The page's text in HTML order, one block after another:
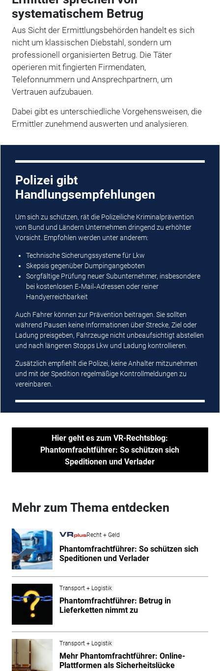
systematischem Betrug
Aus Sicht der Ermittlungsbehörden handelt es sich
nicht um klassischen Diebstahl, sondern um
professionell organisierten Betrug. Die Täter
operieren mit fingierten Firmendaten,
Telefonnummern und Ansprechpartnern, um
Vertrauen aufzubauen.
Dabei gibt es unterschiedliche Vorgehensweisen, die
Ermittler zunehmend auswerten und analysieren.
Polizei gibt
Handlungsempfehlungen
Um sich zu schützen, rät die Polizeiliche Kriminalprävention
von Bund und Ländern Unternehmen dringend zu erhöhter
Vorsicht. Empfohlen werden unter anderem:
Technische Sicherungssysteme für Lkw
Skepsis gegenüber Dumpingangeboten
Sorgfältige Prüfung neuer Subunternehmer, insbesondere
bei kostenlosen E‑Mail‑Adressen oder reiner
Handyerreichbarkeit
Auch Fahrer können zur Prävention beitragen. Sie sollten
während Pausen keine Informationen über Strecke, Ziel oder
Ladung preisgeben, Fahrzeuge nicht unbeaufsichtigt abstellen
und nach längeren Stopps Lkw und Ladung kontrollieren.
Zusätzlich empfiehlt die Polizei, keine Anhalter mitzunehmen
und mit der Spedition regelmäßige Kontrollmeldungen zu
vereinbaren.
Hier geht es zum VR-Rechtsblog:
Phantomfrachtführer: So schützen sich
Speditionen und Verlader
Mehr zum Thema entdecken
Recht + Geld
Phantomfrachtführer: So schützen sich
Speditionen und Verlader
Transport + Logistik
Phantomfrachtführer: Betrug in
Lieferketten nimmt zu
Transport + Logistik
Mehr Phantomfrachtführer: Online-
Plattformen als Sicherheitslücke